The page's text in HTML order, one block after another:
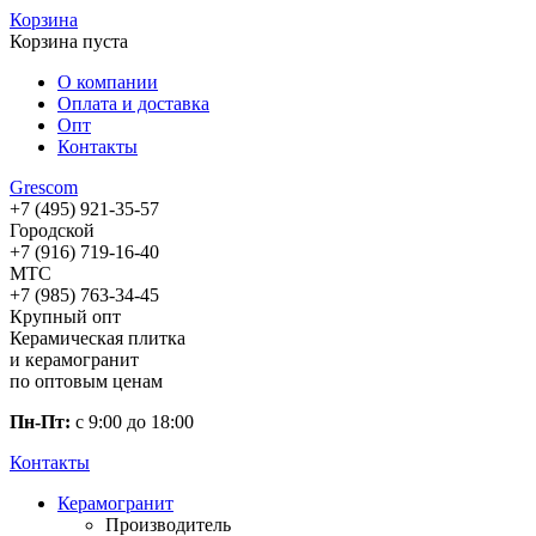
Корзина
Корзина пуста
О компании
Оплата и доставка
Опт
Контакты
Grescom
+7 (495) 921-35-57
Городской
+7 (916) 719-16-40
МТС
+7 (985) 763-34-45
Крупный опт
Керамическая плитка
и керамогранит
по оптовым ценам
Пн-Пт: с 9:00 до 18:00
Контакты
Керамогранит
Производитель